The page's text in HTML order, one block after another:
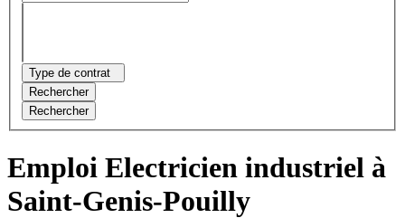
Type de contrat
Rechercher
Rechercher
Emploi Electricien industriel à
Saint-Genis-Pouilly